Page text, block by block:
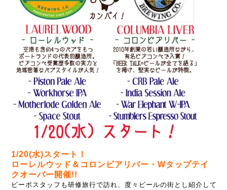
1/20(水)スタート！
ローレルウッド＆コロンビアリバー・Wタップテイ
クオーバー開催!!
ビーボスタッフも研修旅行で訪れ、度々ビールの街とし紹介して